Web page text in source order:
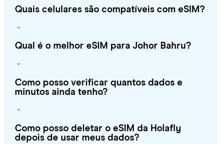
Quais celulares são compatíveis com eSIM?
Qual é o melhor eSIM para Johor Bahru?
Como posso verificar quantos dados e
minutos ainda tenho?
Como posso deletar o eSIM da Holafly
depois de usar meus dados?